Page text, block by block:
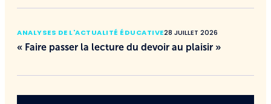
ANALYSES DE L'ACTUALITÉ ÉDUCATIVE28 JUILLET 2026
« Faire passer la lecture du devoir au plaisir »